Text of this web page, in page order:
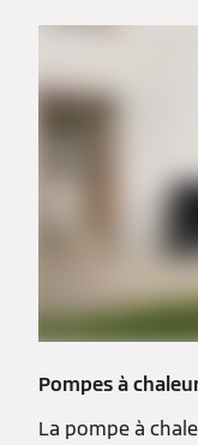
Pompes à
La pompe à